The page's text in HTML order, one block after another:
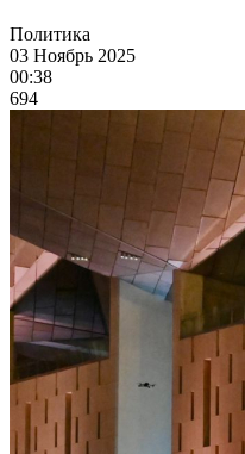
Политика
03 Ноябрь 2025
00:38
694